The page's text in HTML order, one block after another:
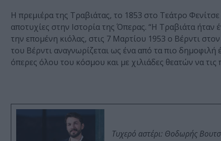
Η πρεμιέρα της Τραβιάτας, το 1853 στο Τεάτρο
αποτυχίες στην Ιστορία της Όπερας. “Η Τραβιάτα ήταν
την επομένη κιόλας, στις 7 Μαρτίου 1953 ο Βέρντι
του Βέρντι αναγνωρίζεται ως ένα από τα πιο
όπερες όλου του κόσμου και με χιλιάδες θεατών να
Τυχερό αστέρι: Θοδωρής